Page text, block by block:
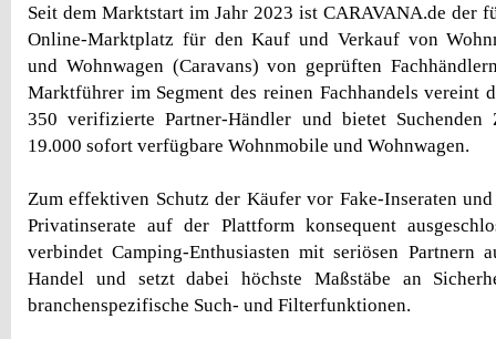
Seit dem Marktstart im Jahr 2023 ist CARAVANA.de der
Online-Marktplatz für den Kauf und Verkauf von
und Wohnwagen (Caravans) von geprüften
Marktführer im Segment des reinen Fachhandels vereint
350 verifizierte Partner-Händler und bietet
19.000 sofort verfügbare Wohnmobile und Wohnwagen.
Zum effektiven Schutz der Käufer vor Fake-Inseraten
Privatinserate auf der Plattform konsequent
verbindet Camping-Enthusiasten mit seriösen Partnern
Handel und setzt dabei höchste Maßstäbe an
branchenspezifische Such- und Filterfunktionen.